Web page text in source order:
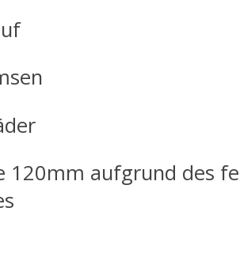
120mm aufgrund des